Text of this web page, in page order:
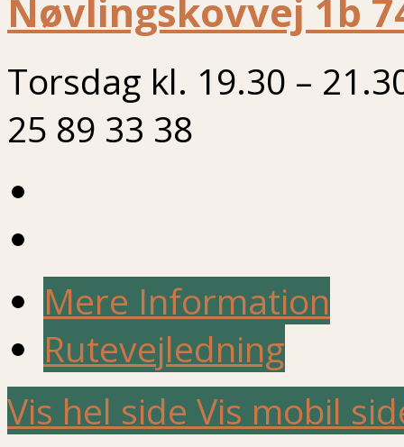
Nøvlingskovvej 1b
Torsdag kl. 19.30 –
25 89 33 38
Mere Information
Rutevejledning
Vis hel side Vis mobil